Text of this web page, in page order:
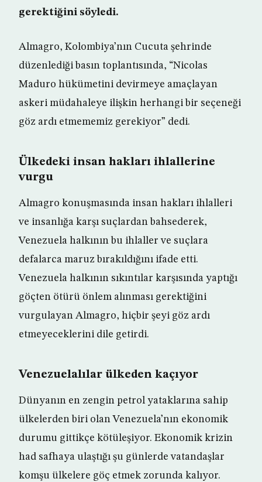
gerektiğini söyledi.
Almagro, Kolombiya’nın Cucuta şehrinde
düzenlediği basın toplantısında, “Nicolas
Maduro hükümetini devirmeye amaçlayan
askeri müdahaleye ilişkin herhangi bir seçeneği
göz ardı etmememiz gerekiyor” dedi.
Ülkedeki insan hakları ihlallerine
vurgu
Almagro konuşmasında insan hakları ihlalleri
ve insanlığa karşı suçlardan bahsederek,
Venezuela halkının bu ihlaller ve suçlara
defalarca maruz bırakıldığını ifade etti.
Venezuela halkının sıkıntılar karşısında yaptığı
göçten ötürü önlem alınması gerektiğini
vurgulayan Almagro, hiçbir şeyi göz ardı
etmeyeceklerini dile getirdi.
Venezuelalılar ülkeden kaçıyor
Dünyanın en zengin petrol yataklarına sahip
ülkelerden biri olan Venezuela’nın ekonomik
durumu gittikçe kötüleşiyor. Ekonomik krizin
had safhaya ulaştığı şu günlerde vatandaşlar
komşu ülkelere göç etmek zorunda kalıyor.